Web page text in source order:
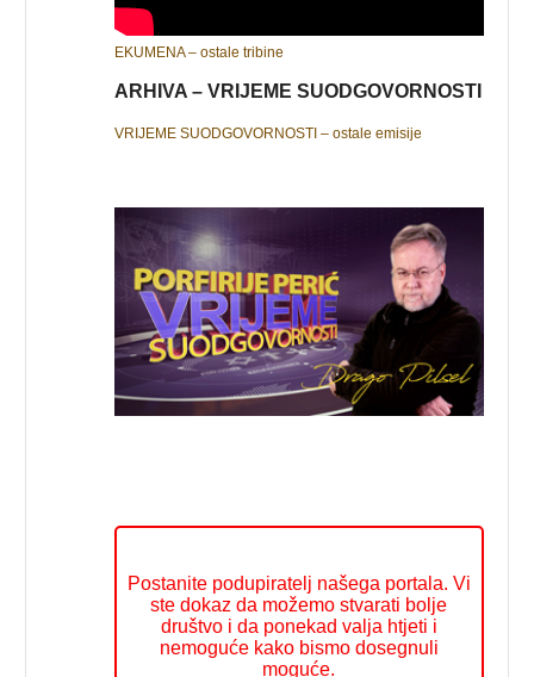
EKUMENA – ostale tribine
ARHIVA – VRIJEME SUODGOVORNOSTI
VRIJEME SUODGOVORNOSTI – ostale emisije
Postanite podupiratelj našega portala. Vi
ste dokaz da možemo stvarati bolje
društvo i da ponekad valja htjeti i
nemoguće kako bismo dosegnuli
moguće.